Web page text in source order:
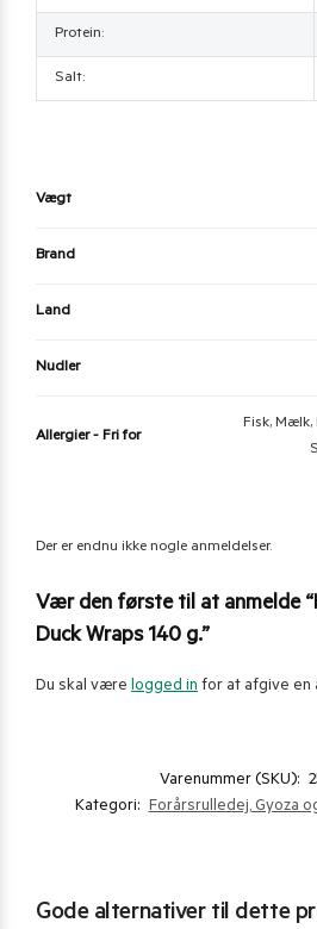
Protein:
Salt:
Vægt
Brand
Land
Nudler
Allergier - Fri for
Fisk, Mælk,
Der er endnu ikke nogle anmeldelser.
Vær den første til at anmelde
Duck Wraps 140 g.”
Du skal være logged in for at afgive en
Varenummer (SKU):
Kategori: Forårsrulledej, Gyoza
Gode alternativer til dette